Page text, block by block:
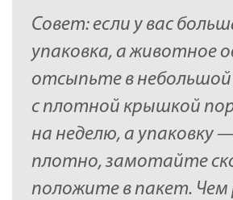
Совет: если у вас
упаковка, а животное
отсыпьте в
с плотной крышкой
на неделю, а упаковку
плотно, замотайте
положите в пакет. Чем